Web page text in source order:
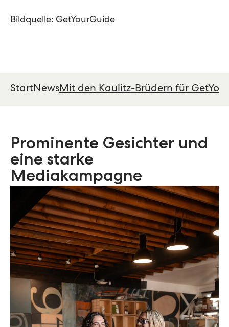
Bildquelle: GetYourGuide
StartNewsMit den Kaulitz-Brüdern für
Prominente Gesichter und
eine starke
Mediakampagne